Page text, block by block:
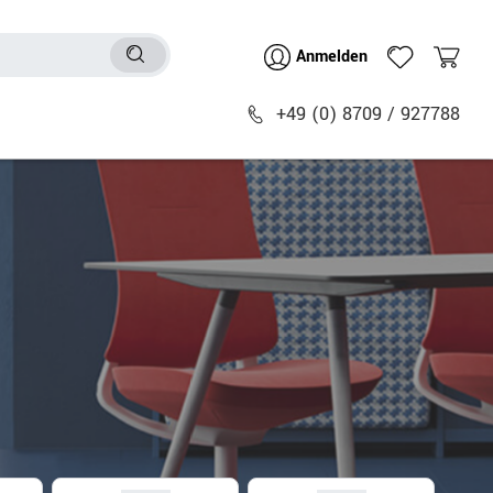
Anmelden
+49 (0) 8709 / 927788
Bürostühle
Besucher- & Konferenzstühle
Polstermöbel
Barhocker
Sitz- & Stehhocker
Zubehör